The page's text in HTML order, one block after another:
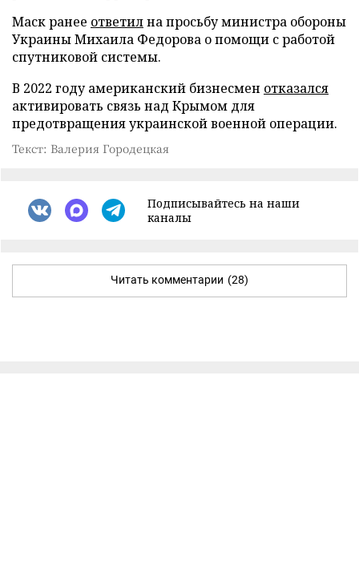
Маск ранее ответилна просьбу министра обороны
Украины Михаила Федорова о помощи с работой
спутниковой системы.
В 2022 году американский бизнесмен отказался
активировать связь над Крымом для
предотвращения украинской военной операции.
Текст: Валерия Городецкая
Подписывайтесь на наши
каналы
Читать комментарии (28)